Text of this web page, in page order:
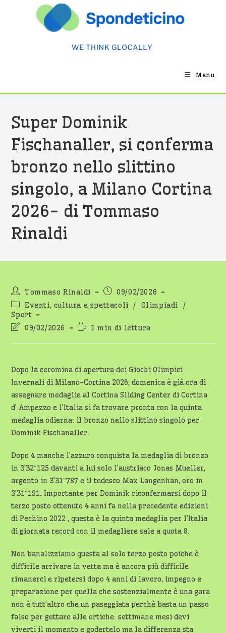
Menu
Super Dominik
Fischanaller, si conferma
bronzo nello slittino
singolo, a Milano Cortina
2026- di Tommaso
Rinaldi
Autore
dell'articolo:
Tommaso Rinaldi
Articolo
pubblicato:
09/02/2026
Categoria
dell'articolo:
Eventi, cultura e spettacoli / Olimpiadi
/
Sport
Ultima
dell'articolo:
09/02/2026
Tempo
lettura:
1 min di lettura
Dopo la ceromina di apertura dei Giochi Olimpici
Invernali di Milano-Cortina 2026, domenica è già ora di
assegnare medaglie al Cortina Sliding Center di Cortina
d’ Ampezzo e l’Italia si fa trovare pronta con la quinta
medaglia odierna: il bronzo nello slittino singolo per
Dominik Fischanaller.
Dopo 4 manche l’azzuro conquista la medaglia di bronzo
in 3’32″125 davanti a lui solo l’austriaco Jonas Mueller,
argento in 3’31″787 e il tedesco Max Langenhan, oro in
3’31″191. Importante per Dominik riconfermarsi dopo il
terzo posto ottenuto 4 anni fa nella precedente edizioni
di Pechino 2022 , questa è la quinta medaglia per l’Italia
di giornata record con il medagliere sale a quota 8.
Non banalizziamo questa al solo terzo posto poiche è
difficile arrivare in vetta ma è ancora più difficile
rimanerci e ripetersi dopo 4 anni di lavoro, impegno e
preparazione per quella che sostenzialmente è una gara
non è tutt’altro che un paseggiata perchè basta un passo
falso per gettare alle ortiche: settimane mesi devi
viverti il momento e godertelo ma la differenza sta